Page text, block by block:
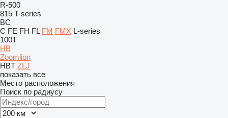
R-500
815 T-series
BC
C FE FH FL FM FMX L-series
100T
HB
Zoomlion
HBT ZLJ
показать все
Место расположения
Поиск по радиусу